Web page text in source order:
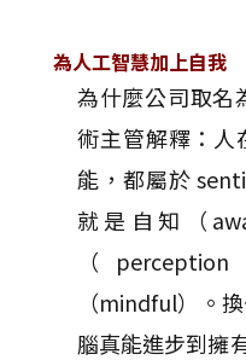
為人工智慧加上自我
為什麼公司取名
術主管解釋：人
能，都屬於
就是自知（
（
（mindful）。
腦真能進步到擁